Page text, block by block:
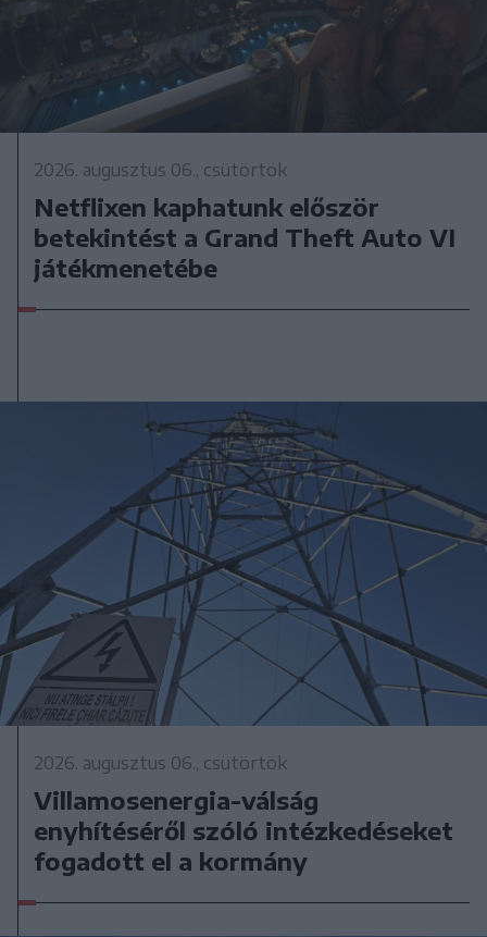
2026. augusztus 06., csütörtök
Netflixen kaphatunk először
betekintést a Grand Theft Auto VI
játékmenetébe
2026. augusztus 06., csütörtök
Villamosenergia-válság
enyhítéséről szóló intézkedéseket
fogadott el a kormány